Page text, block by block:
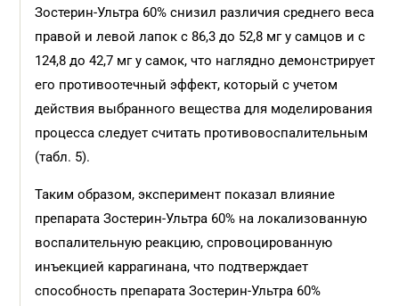
Зостерин-Ультра 60% снизил различия среднего веса
правой и левой лапок с 86,3 до 52,8 мг у самцов и с
124,8 до 42,7 мг у самок, что наглядно демонстрирует
его противоотечный эффект, который с учетом
действия выбранного вещества для моделирования
процесса следует считать противовоспалительным
(табл. 5).
Таким образом, эксперимент показал влияние
препарата Зостерин-Ультра 60% на локализованную
воспалительную реакцию, спровоцированную
инъекцией каррагинана, что подтверждает
способность препарата Зостерин-Ультра 60%